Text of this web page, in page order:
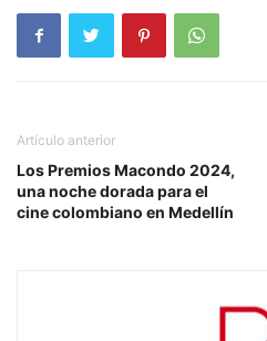
Artículo anterior
Los Premios Macondo 2024,
una noche dorada para el
cine colombiano en Medellín